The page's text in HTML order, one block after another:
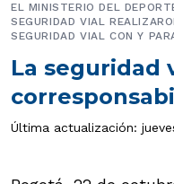
La seguridad
EL MINISTERIO DEL
SEGURIDAD VIAL
SEGURIDAD VIAL CON Y
Última actualización: